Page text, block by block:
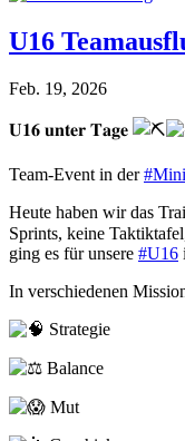
U16
Feb. 19, 2026
𝐔𝟏𝟔 𝐮𝐧𝐭𝐞𝐫 𝐓𝐚𝐠𝐞
Team-Event in der
Heute haben wir das
Sprints, keine
ging es für unsere #U16
In verschiedenen
Strategie
Balance
Mut